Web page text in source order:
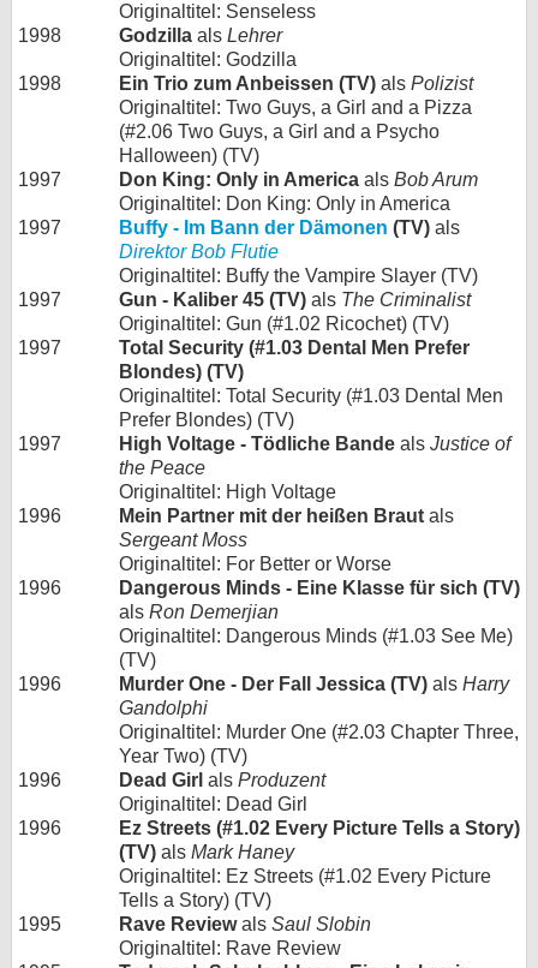
Originaltitel: Senseless
1998
Godzilla als Lehrer
Originaltitel: Godzilla
1998
Ein Trio zum Anbeissen (TV) als Polizist
Originaltitel: Two Guys, a Girl and a Pizza
(#2.06 Two Guys, a Girl and a Psycho
Halloween) (TV)
1997
Don King: Only in America als Bob Arum
Originaltitel: Don King: Only in America
1997
Buffy - Im Bann der Dämonen (TV) als
Direktor Bob Flutie
Originaltitel: Buffy the Vampire Slayer (TV)
1997
Gun - Kaliber 45 (TV) als The Criminalist
Originaltitel: Gun (#1.02 Ricochet) (TV)
1997
Total Security (#1.03 Dental Men Prefer
Blondes) (TV)
Originaltitel: Total Security (#1.03 Dental Men
Prefer Blondes) (TV)
1997
High Voltage - Tödliche Bande als Justice of
the Peace
Originaltitel: High Voltage
1996
Mein Partner mit der heißen Braut als
Sergeant Moss
Originaltitel: For Better or Worse
1996
Dangerous Minds - Eine Klasse für sich (TV)
als Ron Demerjian
Originaltitel: Dangerous Minds (#1.03 See Me)
(TV)
1996
Murder One - Der Fall Jessica (TV) als Harry
Gandolphi
Originaltitel: Murder One (#2.03 Chapter Three,
Year Two) (TV)
1996
Dead Girl als Produzent
Originaltitel: Dead Girl
1996
Ez Streets (#1.02 Every Picture Tells a Story)
(TV) als Mark Haney
Originaltitel: Ez Streets (#1.02 Every Picture
Tells a Story) (TV)
1995
Rave Reviewals Saul Slobin
Originaltitel: Rave Review